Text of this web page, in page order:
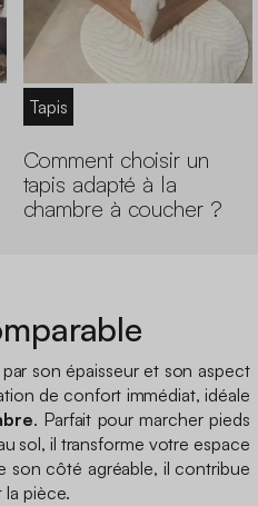
Tapis
Comment choisir un
tapis adapté à la
chambre à coucher ?
son épaisseur et son aspect
de confort immédiat, idéale
. Parfait pour marcher pieds
sol, il transforme votre espace
son côté agréable, il contribue
la pièce.